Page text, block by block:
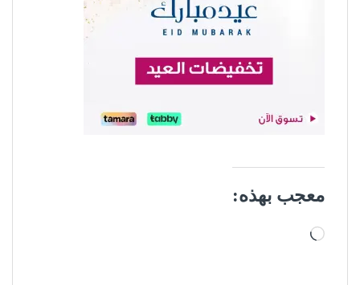
معجب بهذه:
جاري التحميل…